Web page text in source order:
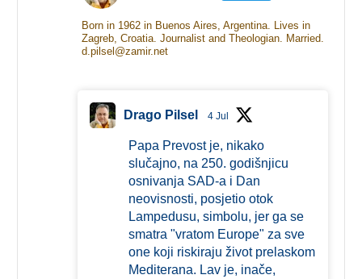
Born in 1962 in Buenos Aires, Argentina. Lives in
Zagreb, Croatia. Journalist and Theologian. Married.
d.pilsel@zamir.net
Drago Pilsel 4 Jul
Papa Prevost je, nikako
slučajno, na 250. godišnjicu
osnivanja SAD-a i Dan
neovisnosti, posjetio otok
Lampedusu, simbolu, jer ga se
smatra "vratom Europe" za sve
one koji riskiraju život prelaskom
Mediterana. Lav je, inače,